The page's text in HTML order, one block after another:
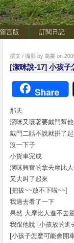
留言版 訂閱日記
撰文 / 攝影 by 葛蘿 on
[潔咪說-17] 小孩子
Share
那天
潔咪又嚷著要戴門幫
戴門二話不說就拼了
沒一下子
小貨車完成
潔咪興奮的拿去摩比
又大叫了起來
[把拔~~放不下啦~~]
我過去看了一下
果然 大摩比人進不去
我跟他說 [小孩放的進
[小孩子怎麼可能會開